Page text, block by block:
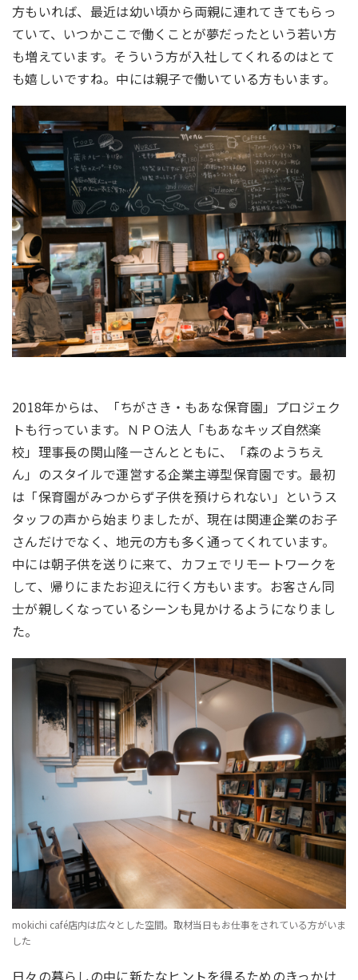
方もいれば、最近は幼い頃から両親に連れてきてもらっ
ていて、いつかここで働くことが夢だったという若い方
も増えています。そういう方が入社してくれるのはとて
も嬉しいですね。中には親子で働いている方もいます。
2018年からは、「ちがさき・もあな保育園」プロジェク
トも行っています。ＮＰＯ法人「もあなキッズ自然楽
校」理事長の関山隆一さんとともに、「森のようちえ
ん」のスタイルで運営する企業主導型保育園です。最初
は「保育園がみつからず子供を預けられない」というス
タッフの声から始まりましたが、現在は関連企業のお子
さんだけでなく、地元の方も多く通ってくれています。
中には朝子供を送りに来て、カフェでリモートワークを
して、帰りにまたお迎えに行く方もいます。お客さん同
士が親しくなっているシーンも見かけるようになりまし
た。
mokichi café店内は広々とした空間。取材当日もお仕事をされている方がいま
した